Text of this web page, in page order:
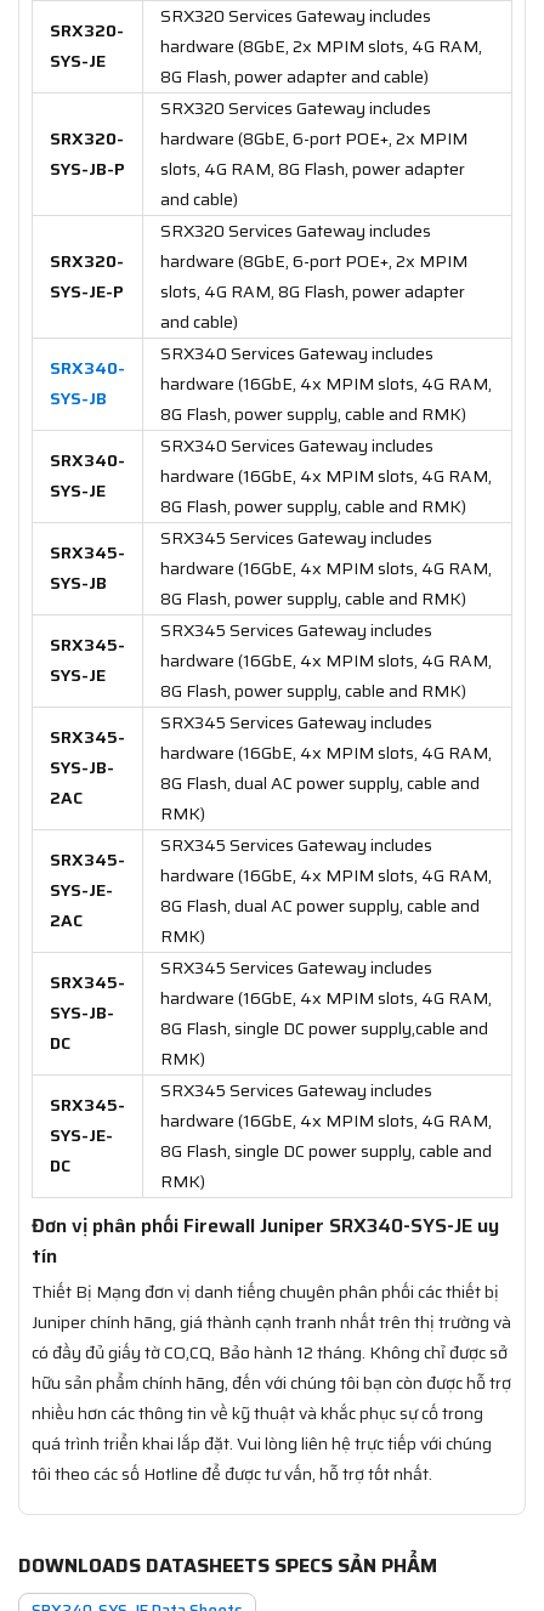
SRX320-
SYS-JE
SRX320 Services Gateway includes
hardware (8GbE, 2x MPIM slots, 4G RAM,
8G Flash, power adapter and cable)
SRX320-
SYS-JB-P
SRX320 Services Gateway includes
hardware (8GbE, 6-port POE+, 2x MPIM
slots, 4G RAM, 8G Flash, power adapter
and cable)
SRX320-
SYS-JE-P
SRX320 Services Gateway includes
hardware (8GbE, 6-port POE+, 2x MPIM
slots, 4G RAM, 8G Flash, power adapter
and cable)
SRX340-
SYS-JB
SRX340 Services Gateway includes
hardware (16GbE, 4x MPIM slots, 4G RAM,
8G Flash, power supply, cable and RMK)
SRX340-
SYS-JE
SRX340 Services Gateway includes
hardware (16GbE, 4x MPIM slots, 4G RAM,
8G Flash, power supply, cable and RMK)
SRX345-
SYS-JB
SRX345 Services Gateway includes
hardware (16GbE, 4x MPIM slots, 4G RAM,
8G Flash, power supply, cable and RMK)
SRX345-
SYS-JE
SRX345 Services Gateway includes
hardware (16GbE, 4x MPIM slots, 4G RAM,
8G Flash, power supply, cable and RMK)
SRX345-
SYS-JB-
2AC
SRX345 Services Gateway includes
hardware (16GbE, 4x MPIM slots, 4G RAM,
8G Flash, dual AC power supply, cable and
RMK)
SRX345-
SYS-JE-
2AC
SRX345 Services Gateway includes
hardware (16GbE, 4x MPIM slots, 4G RAM,
8G Flash, dual AC power supply, cable and
RMK)
SRX345-
SYS-JB-
DC
SRX345 Services Gateway includes
hardware (16GbE, 4x MPIM slots, 4G RAM,
8G Flash, single DC power supply,cable and
RMK)
SRX345-
SYS-JE-
DC
SRX345 Services Gateway includes
hardware (16GbE, 4x MPIM slots, 4G RAM,
8G Flash, single DC power supply, cable and
RMK)
Đơn vị phân phối Firewall Juniper SRX340-SYS-JE uy
tín
Thiết Bị Mạng đơn vị danh tiếng chuyên phân phối các thiết bị
Juniper chính hãng, giá thành cạnh tranh nhất trên thị trường và
có đầy đủ giấy tờ CO,CQ, Bảo hành 12 tháng. Không chỉ được sở
hữu sản phẩm chính hãng, đến với chúng tôi bạn còn được hỗ trợ
nhiều hơn các thông tin về kỹ thuật và khắc phục sự cố trong
quá trình triển khai lắp đặt. Vui lòng liên hệ trực tiếp với chúng
tôi theo các số Hotline để được tư vấn, hỗ trợ tốt nhất.
DOWNLOADS DATASHEETS SPECS SẢN PHẨM